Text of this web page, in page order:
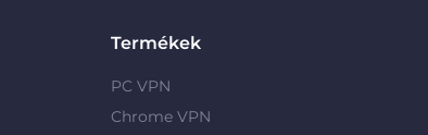
Termékek
PC VPN
Chrome VPN